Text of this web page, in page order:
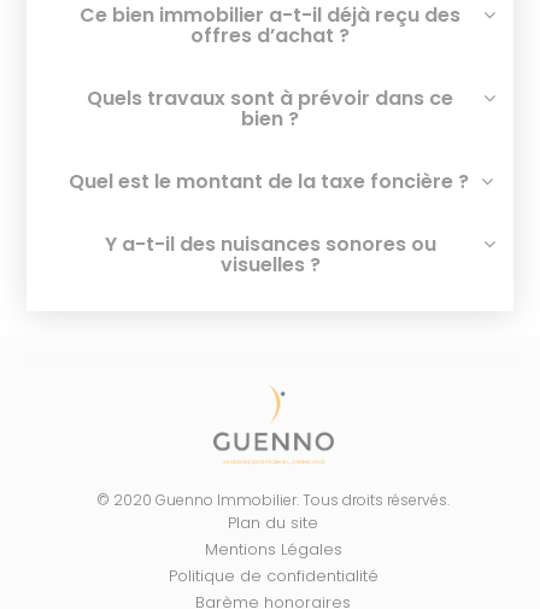
Ce bien immobilier a-t-il déjà reçu des
offres d’achat ?
Quels travaux sont à prévoir dans ce
bien ?
Quel est le montant de la taxe foncière ?
Y a-t-il des nuisances sonores ou
visuelles ?
© 2020 Guenno Immobilier. Tous droits réservés.
Plan du site
Mentions Légales
Politique de confidentialité
Barème honoraires